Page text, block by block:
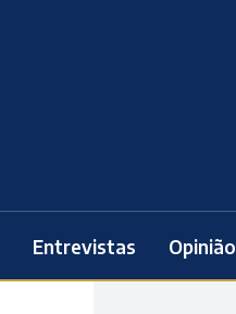
Entrevistas Opinião